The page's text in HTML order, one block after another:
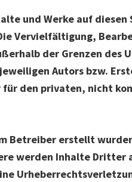
und Werke auf diesen
Vervielfältigung,
der Grenzen des
Autors bzw.
für den privaten, nicht
Betreiber erstellt
werden Inhalte Dritter